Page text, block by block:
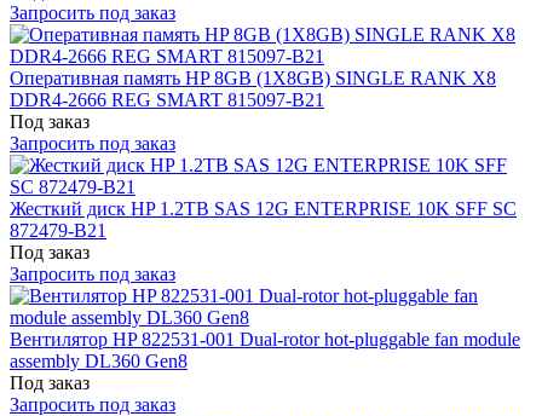
Запросить под заказ
Оперативная память HP 8GB (1X8GB) SINGLE RANK X8
DDR4-2666 REG SMART 815097-B21
Под заказ
Запросить под заказ
Жесткий диск HP 1.2TB SAS 12G ENTERPRISE 10K SFF SC
872479-B21
Под заказ
Запросить под заказ
Вентилятор HP 822531-001 Dual-rotor hot-pluggable fan module
assembly DL360 Gen8
Под заказ
Запросить под заказ